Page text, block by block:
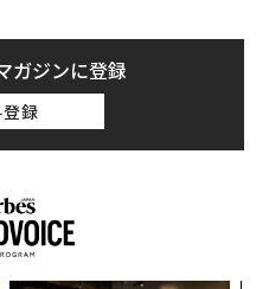
人身傷害法律事務所エク
で、『イカゲーム: ザ・チ
国で今年初めに行われた
ガジンに登録
録